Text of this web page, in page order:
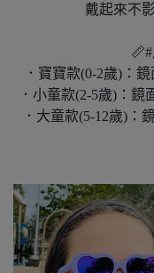
戴起來不
．寶寶款(0-2歲)：
．小童款(2-5歲)：鏡
．大童款(5-12歲)：